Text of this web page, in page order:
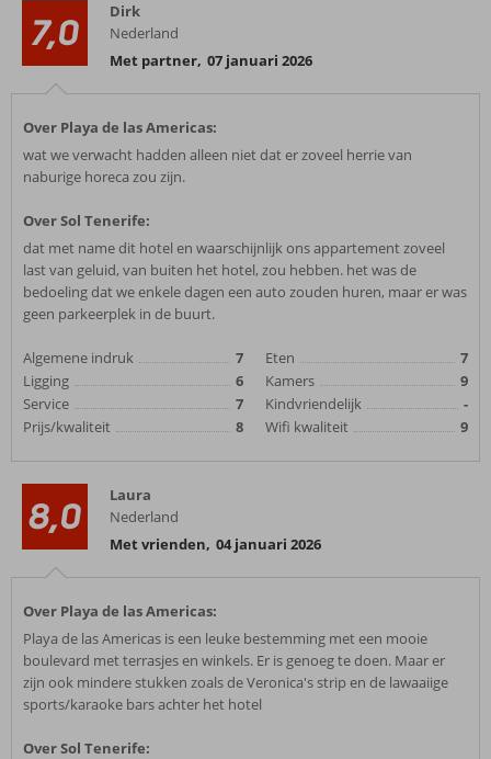
7,0
Dirk
Nederland
Met partner, 07 januari 2026
Over Playa de las Americas:
wat we verwacht hadden alleen niet dat er zoveel herrie van
naburige horeca zou zijn.
Over Sol Tenerife:
dat met name dit hotel en waarschijnlijk ons appartement zoveel
last van geluid, van buiten het hotel, zou hebben. het was de
bedoeling dat we enkele dagen een auto zouden huren, maar er was
geen parkeerplek in de buurt.
Algemene indruk
7
Ligging
6
Service
7
Prijs/kwaliteit
8
Eten
7
Kamers
9
Kindvriendelijk
-
Wifi kwaliteit
9
8,0
Laura
Nederland
Met vrienden, 04 januari 2026
Over Playa de las Americas:
Playa de las Americas is een leuke bestemming met een mooie
boulevard met terrasjes en winkels. Er is genoeg te doen. Maar er
zijn ook mindere stukken zoals de Veronica's strip en de lawaaiige
sports/karaoke bars achter het hotel
Over Sol Tenerife: